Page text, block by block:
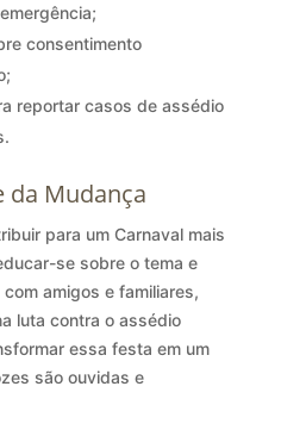
consentimento
reportar casos de assédio
da Mudança
para um Carnaval mais
se sobre o tema e
amigos e familiares,
luta contra o assédio
essa festa em um
são ouvidas e